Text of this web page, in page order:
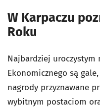
W Karpaczu
Roku
Najbardziej uroczystym
Ekonomicznego są
nagrody przyznawane
wybitnym postaciom